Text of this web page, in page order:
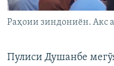
Раҳоии зиндониён. Акс
Пулиси Душанбе